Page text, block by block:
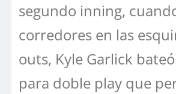
segundo inning,
corredores en las
outs, Kyle Garlick
para doble play que